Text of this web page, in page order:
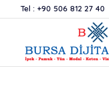
Tel :+90 506 812 27 40